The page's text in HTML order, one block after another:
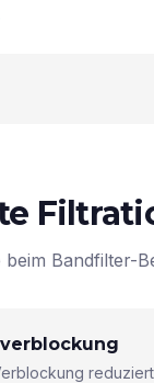
Bandfilter-